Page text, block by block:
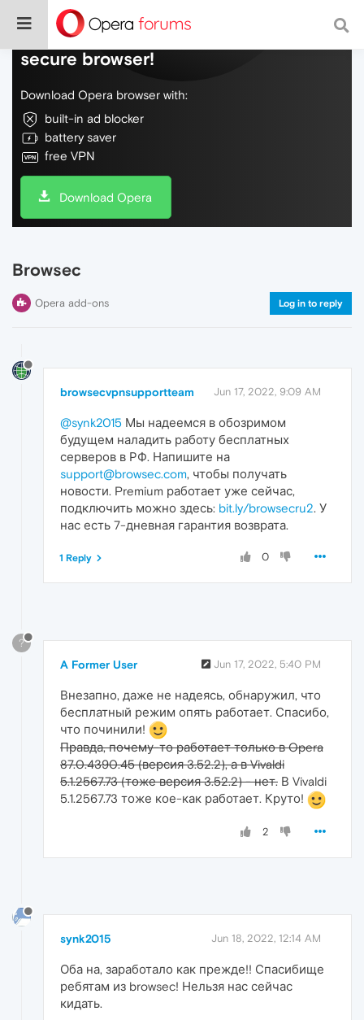
Do more on the web, with a fast and
secure browser!
Download Opera browser with:
built-in ad blocker
battery saver
free VPN
Download Opera
Browsec
Opera add-ons Log in to reply
browsecvpnsupportteam Jun 17, 2022, 9:09 AM
@synk2015 Мы надеемся в обозримом
будущем наладить работу бесплатных
серверов в РФ. Напишите на
support@browsec.com, чтобы получать
новости. Premium работает уже сейчас,
подключить можно здесь: bit.ly/browsecru2. У
нас есть 7-дневная гарантия возврата.
0
1 Reply
?
A Former User Jun 17, 2022, 5:40 PM
Внезапно, даже не надеясь, обнаружил, что
бесплатный режим опять работает. Спасибо,
что починили!
Правда, почему-то работает только в Opera
87.0.4390.45 (версия 3.52.2), а в Vivaldi
5.1.2567.73 (тоже версия 3.52.2) - нет. В Vivaldi
5.1.2567.73 тоже кое-как работает. Круто!
2
synk2015 Jun 18, 2022, 12:14 AM
Оба на, заработало как прежде!! Спасибище
ребятам из browsec! Нельзя нас сейчас
кидать.